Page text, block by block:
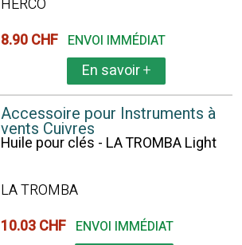
HERCO
8.90 CHF ENVOI IMMÉDIAT
En savoir+
Accessoire pour Instruments à
vents Cuivres
Huile pour clés - LA TROMBA Light
LA TROMBA
10.03 CHF ENVOI IMMÉDIAT